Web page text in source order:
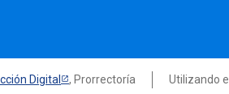
Digital , Prorrectoría Utilizando el